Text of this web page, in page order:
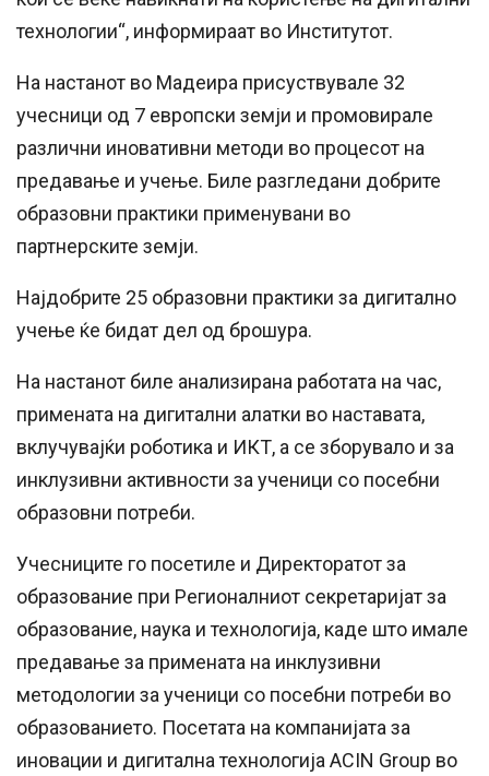
технологии“, информираат во Институтот.
На настанот во Мадеира присуствувале 32
учесници од 7 европски земји и промовирале
различни иновативни методи во процесот на
предавање и учење. Биле разгледани добрите
образовни практики применувани во
партнерските земји.
Најдобрите 25 образовни практики за дигитално
учење ќе бидат дел од брошура.
На настанот биле анализирана работата на час,
примената на дигитални алатки во наставата,
вклучувајќи роботика и ИКТ, а се зборувало и за
инклузивни активности за ученици со посебни
образовни потреби.
Учесниците го посетиле и Директоратот за
образование при Регионалниот секретаријат за
образование, наука и технологија, каде што имале
предавање за примената на инклузивни
методологии за ученици со посебни потреби во
образованието. Посетата на компанијата за
иновации и дигитална технологија ACIN Group во